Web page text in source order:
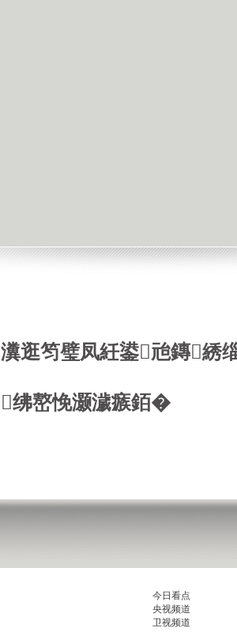
瀵逛笉璧凤紝鍙兘鏄綉
绋嶅悗灏濊瘯銆�
今日看点
央视频道
卫视频道